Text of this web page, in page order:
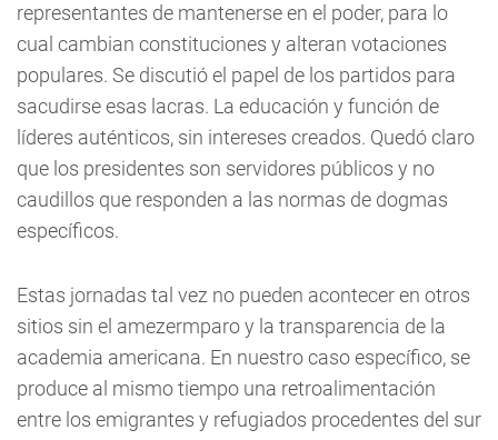
representantes de mantenerse en el poder, para lo
cual cambian constituciones y alteran votaciones
populares. Se discutió el papel de los partidos para
sacudirse esas lacras. La educación y función de
líderes auténticos, sin intereses creados. Quedó claro
que los presidentes son servidores públicos y no
caudillos que responden a las normas de dogmas
específicos.
Estas jornadas tal vez no pueden acontecer en otros
sitios sin el amezermparo y la transparencia de la
academia americana. En nuestro caso específico, se
produce al mismo tiempo una retroalimentación
entre los emigrantes y refugiados procedentes del sur